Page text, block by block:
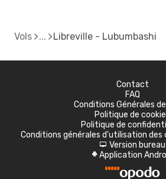
Vols Libreville - Lubumbashi
Contact
FAQ
Conditions Générales
Politique de
Politique de
Conditions générales d'utilisation des
d Version bureau
A Application